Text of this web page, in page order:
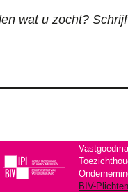
wat u zocht?
BIV-